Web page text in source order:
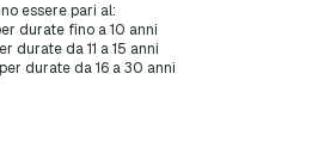
essere pari al:
durate fino a 10 anni
durate da 11 a 15 anni
durate da 16 a 30 anni